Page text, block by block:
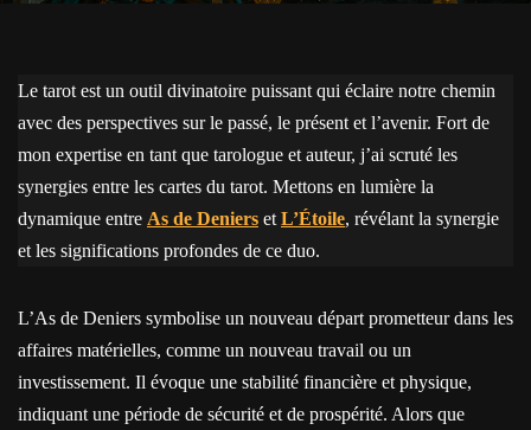
Le tarot est un outil divinatoire puissant qui éclaire notre chemin
avec des perspectives sur le passé, le présent et l’avenir. Fort de
mon expertise en tant que tarologue et auteur, j’ai scruté les
synergies entre les cartes du tarot. Mettons en lumière la
dynamique entre As de Deniers et L’Étoile, révélant la synergie
et les significations profondes de ce duo.
L’As de Deniers symbolise un nouveau départ prometteur dans les
affaires matérielles, comme un nouveau travail ou un
investissement. Il évoque une stabilité financière et physique,
indiquant une période de sécurité et de prospérité. Alors que